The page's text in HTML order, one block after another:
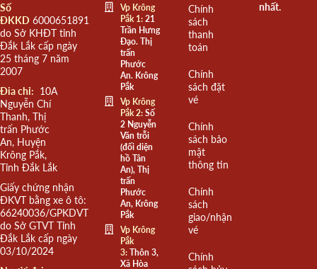
Số
ĐKKD 6000651891
do Sở KHĐT tỉnh
Đắk Lắk cấp ngày
25 tháng 7 năm
2007
Đia chỉ: 10A
Nguyễn Chí
Thanh, Thị
trấn Phước
An, Huyện
Krông Pắk,
Tỉnh Đắk Lắk
Giấy chứng nhận
ĐKVT bằng xe ô tô:
66240036/GPKDVT
do Sở GTVT Tỉnh
Đắk Lắk cấp ngày
03/10/2024
Vp Krông
Pắk 1:21
Trần Hưng
Đạo. Thị
trấn
Phước
An. Krông
Pắk
Vp Krông
Pắk 2:Số
2 Nguyễn
Văn trỗi
(đối diện
hồ Tân
An), Thị
trấn
Phước
An, Krông
Pắk
Vp Krông
Pắk
3:Thôn 3,
Xã Hòa
Chính
sách
thanh
toán
Chính
sách đặt
vé
Chính
sách bảo
mật
thông tin
Chính
sách
giao/nhận
vé
Chính
nhất.